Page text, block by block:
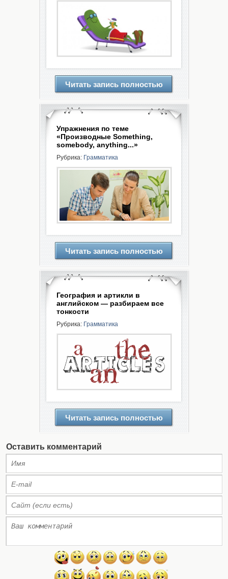
Читать запись полностью
Упражнения по теме
«Производные Something,
somebody, anything...»
Рубрика: Грамматика
Читать запись полностью
География и артикли в
английском — разбираем все
тонкости
Рубрика: Грамматика
Читать запись полностью
Оставить комментарий